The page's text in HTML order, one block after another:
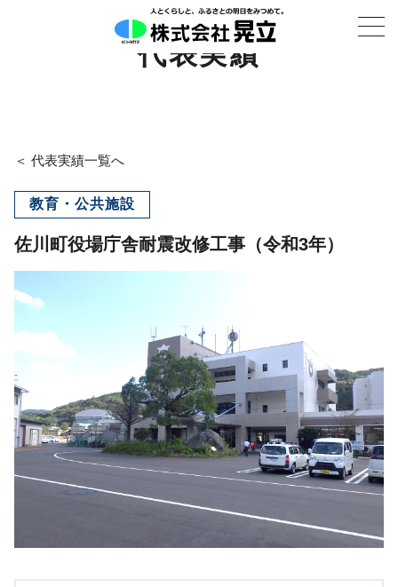
代表実績
＜ 代表実績一覧へ
教育・公共施設
佐川町役場庁舎耐震改修工事（令和3年）